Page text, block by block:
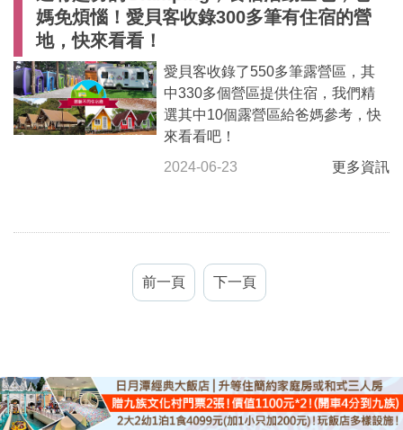
媽免煩惱！愛貝客收錄300多筆有住宿的營
地，快來看看！
愛貝客收錄了550多筆露營區，其
中330多個營區提供住宿，我們精
選其中10個露營區給爸媽參考，快
來看看吧！
更多資訊
2024-06-23
前一頁 下一頁